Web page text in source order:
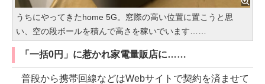
うちにやってきたhome 5G。窓際の高い位置に置こうと思
い、空の段ボールを積んで高さを稼いでいます……
「一括0円」に惹かれ家電量販店に……
普段から携帯回線などはWebサイトで契約を済ませて